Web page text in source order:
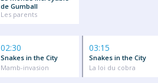
de Gumball
Les parents
02:30
Snakes in the City
Mamb-invasion
03:15
Snakes in the City
La loi du cobra